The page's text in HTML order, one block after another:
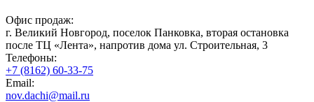
Офис продаж:
г. Великий Новгород, поселок Панковка, вторая остановка
после ТЦ «Лента», напротив дома ул. Строительная, 3
Телефоны:
+7 (8162) 60-33-75
Email:
nov.dachi@mail.ru